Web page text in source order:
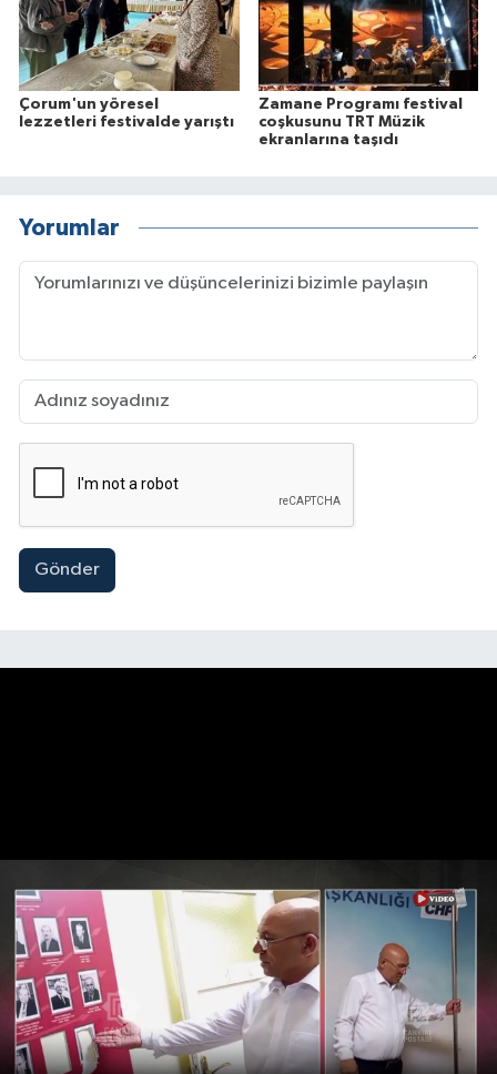
Çorum'un yöresel
lezzetleri festivalde yarıştı
Zamane Programı festival
coşkusunu TRT Müzik
ekranlarına taşıdı
Yorumlar
Gönder